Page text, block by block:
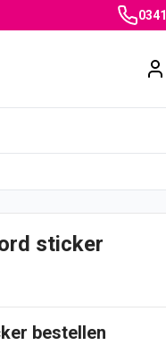
sticker
bestellen